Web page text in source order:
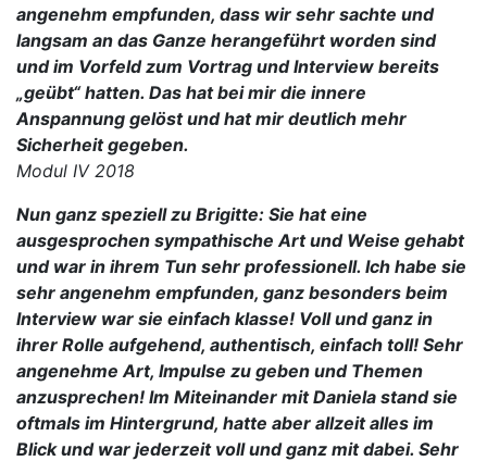
angenehm empfunden, dass wir sehr sachte und
langsam an das Ganze herangeführt worden sind
und im Vorfeld zum Vortrag und Interview bereits
„geübt“ hatten. Das hat bei mir die innere
Anspannung gelöst und hat mir deutlich mehr
Sicherheit gegeben.
Modul IV 2018
Nun ganz speziell zu Brigitte: Sie hat eine
ausgesprochen sympathische Art und Weise gehabt
und war in ihrem Tun sehr professionell. Ich habe sie
sehr angenehm empfunden, ganz besonders beim
Interview war sie einfach klasse! Voll und ganz in
ihrer Rolle aufgehend, authentisch, einfach toll! Sehr
angenehme Art, Impulse zu geben und Themen
anzusprechen! Im Miteinander mit Daniela stand sie
oftmals im Hintergrund, hatte aber allzeit alles im
Blick und war jederzeit voll und ganz mit dabei. Sehr